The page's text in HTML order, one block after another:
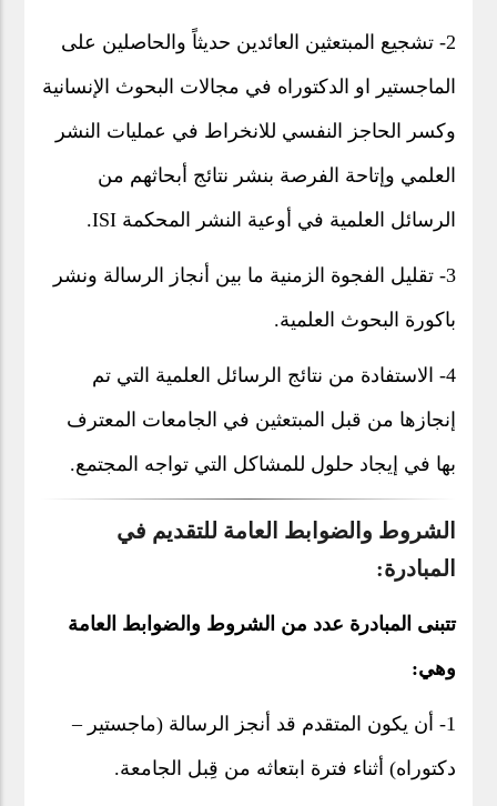
2- تشجيع المبتعثين العائدين حديثاً والحاصلين على
الماجستير او الدكتوراه في مجالات البحوث الإنسانية
وكسر الحاجز النفسي للانخراط في عمليات النشر
العلمي وإتاحة الفرصة بنشر نتائج أبحاثهم من
الرسائل العلمية في أوعية النشر المحكمة ISI.
3- تقليل الفجوة الزمنية ما بين أنجاز الرسالة ونشر
باكورة البحوث العلمية.
4- الاستفادة من نتائج الرسائل العلمية التي تم
إنجازها من قبل المبتعثين في الجامعات المعترف
بها في إيجاد حلول للمشاكل التي تواجه المجتمع.
الشروط والضوابط العامة للتقديم في
المبادرة:
تتبنى المبادرة عدد من الشروط والضوابط العامة
وهي:
1- أن يكون المتقدم قد أنجز الرسالة (ماجستير –
دكتوراه) أثناء فترة ابتعاثه من قِبل الجامعة.